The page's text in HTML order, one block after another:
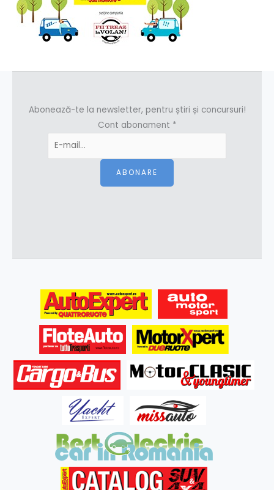
Abonează-te la newsletter, pentru știri și concursuri!
Cont abonament *
ABONARE